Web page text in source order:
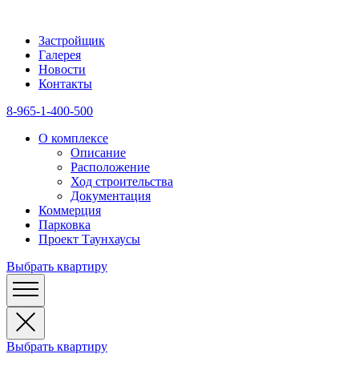
Застройщик
Галерея
Новости
Контакты
8-965-1-400-500
О комплексе
Описание
Расположение
Ход строительства
Документация
Коммерция
Парковка
Проект Таунхаусы
Выбрать квартиру
Выбрать квартиру